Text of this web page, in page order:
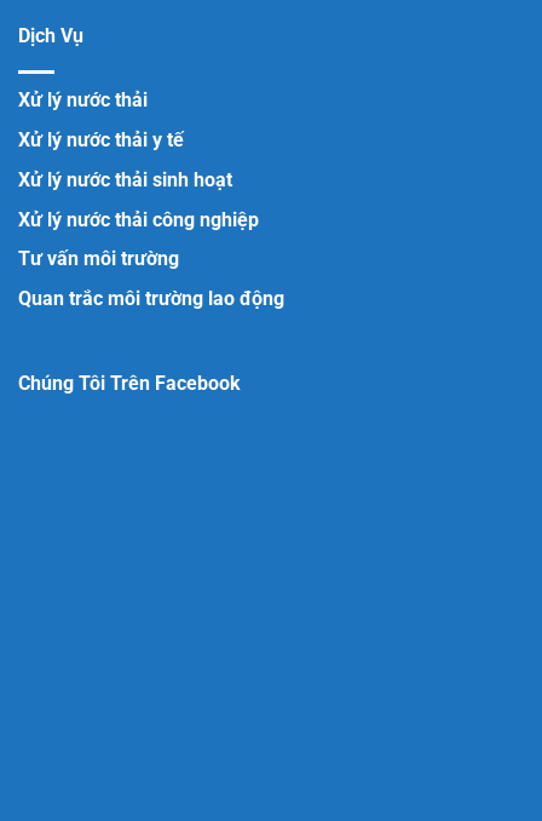
Dịch Vụ
Xử lý nước thải
Xử lý nước thải y tế
Xử lý nước thải sinh hoạt
Xử lý nước thải công nghiệp
Tư vấn môi trường
Quan trắc môi trường lao động
Chúng Tôi Trên Facebook